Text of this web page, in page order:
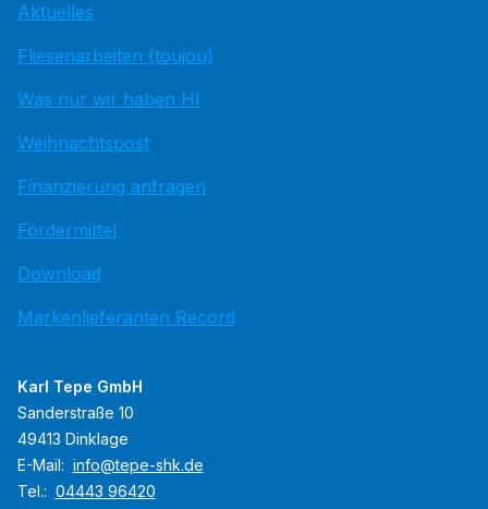
Aktuelles
Fliesenarbeiten (toujou)
Was nur wir haben HI
Weihnachtspost
Finanzierung anfragen
Fördermittel
Download
Markenlieferanten Record
Karl Tepe GmbH
Sanderstraße 10
49413 Dinklage
E-Mail: info@tepe-shk.de
Tel.: 04443 96420